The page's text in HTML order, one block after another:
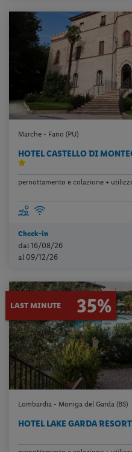
Marche - Fano (PU)
HOTEL CASTELLO DI
pernottamento e colazione +
Check-in
dal 16/08/26
al 09/12/26
LAST MINUTE 35%
Lombardia - Moniga del Garda (BS)
HOTEL LAKE GARDA RESORT